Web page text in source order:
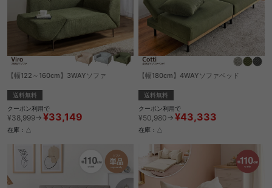
【幅122～160cm】3WAYソファ
送料無料
クーポン利用で
¥38,999→ ¥33,149
在庫：△
【幅180cm】4WAYソファベッド
送料無料
クーポン利用で
¥50,980→ ¥43,333
在庫：△